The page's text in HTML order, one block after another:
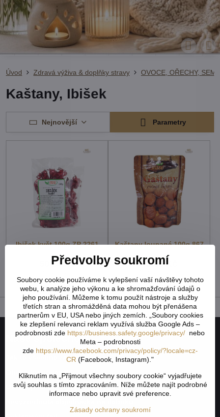
Úvod Zdravá výživa & doplňky stravy OVOCE, OŘECHY,
Kaštany, Ibišek
Nejnovější Parametry
Ibišek květ 100g ZP 2261
Skladem - externí sklad
50,24 Kč
Kaštany loupané 100g 867
Skladem - externí sklad
43,88 Kč
Naše společnost
Jak to všechno začalo
Obchodní podmínky
Odstoupení od smlouvy
Předvolby soukromí
Soubory cookie používáme k vylepšení vaší návštěvy tohoto
webu, k analýze jeho výkonu a ke shromažďování údajů o
jeho používání. Můžeme k tomu použít nástroje a služby
třetích stran a shromážděná data mohou být přenášena
partnerům v EU, USA nebo jiných zemích. „Soubory cookies
ke zlepšení relevanci reklam využívá služba Google Ads –
podrobnosti zde https://business.safety.google/privacy/ nebo
Meta – podrobnosti
zde https://www.facebook.com/privacy/policy/?locale=cz-
CR (Facebook, Instagram)."
Kliknutím na „Přijmout všechny soubory cookie“ vyjadřujete
svůj souhlas s tímto zpracováním. Níže můžete najít podrobné
informace nebo upravit své preference.
Zásady ochrany soukromí